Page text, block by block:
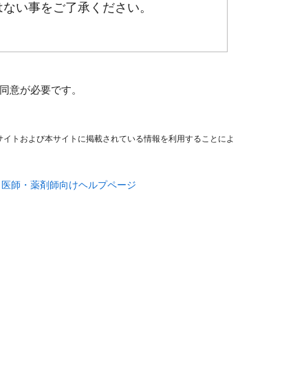
い事をご了承ください。
意が必要です。
トおよび本サイトに掲載されている情報を利用することによ
医師・薬剤師向けヘルプページ